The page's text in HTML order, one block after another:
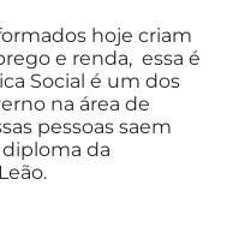
hoje criam
e renda, essa é
Social é um dos
na área de
pessoas saem
da